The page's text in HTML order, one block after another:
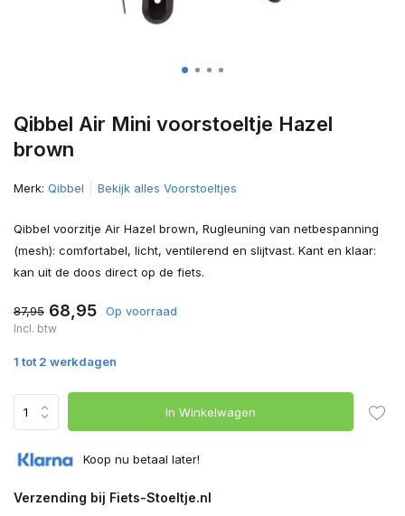
Qibbel Air Mini voorstoeltje Hazel
brown
Merk: Qibbel Bekijk alles Voorstoeltjes
Qibbel voorzitje Air Hazel brown, Rugleuning van netbespanning
(mesh): comfortabel, licht, ventilerend en slijtvast. Kant en klaar:
kan uit de doos direct op de fiets.
87,95 68,95 Op voorraad
Incl. btw
1 tot 2 werkdagen
In Winkelwagen
Koop nu betaal later!
Verzending bij Fiets-Stoeltje.nl